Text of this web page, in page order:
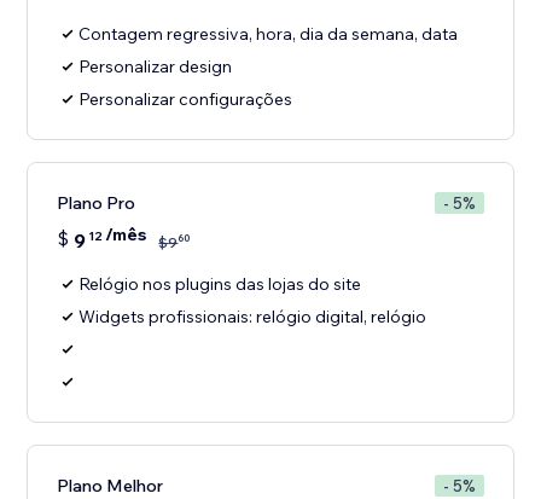
Contagem regressiva, hora, dia da semana, data
Personalizar design
Personalizar configurações
Plano Pro - 5%
$ 9 12/mês $960
Relógio nos plugins das lojas do site
Widgets profissionais: relógio digital, relógio
Plano Melhor - 5%